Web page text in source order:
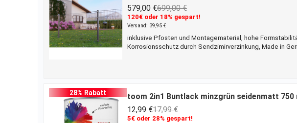
579,00 €699,00 €
120€ oder 18% gespart!
Versand: 39,95 €
inklusive Pfosten und Montagematerial, hohe
Korrosionsschutz durch Sendzimirverzinkung, Made in
bietet die sendzimirverzinkte und pulverbeschichtete
28% Rabatt
toom 2in1 Buntlack minzgrün seidenmatt 750
12,99 €17,99 €
5€ oder 28% gespart!